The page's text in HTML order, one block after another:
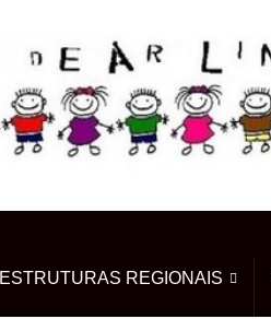
ESTRUTURAS REGIONAIS